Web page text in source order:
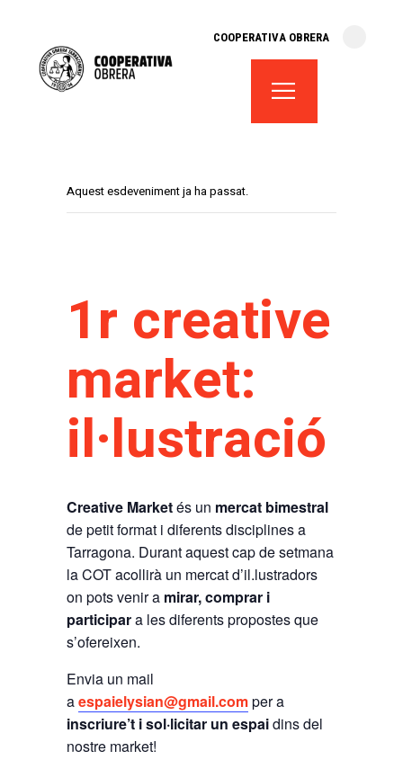
COOPERATIVA OBRERA
fes-te soci
lloguer d’espais
Aquest esdeveniment ja ha passat.
1r creative
market:
il·lustració
Creative Marketés un mercat bimestral
de petit format i diferents disciplines a
Tarragona. Durant aquest cap de setmana
la COT acollirà un mercat d’il.lustradors
on pots venir a mirar, comprar i
participara les diferents propostes que
s’ofereixen.
Envia un mail
aespaielysian@gmail.comper a
inscriure’t i sol·licitar un espaidins del
nostre market!